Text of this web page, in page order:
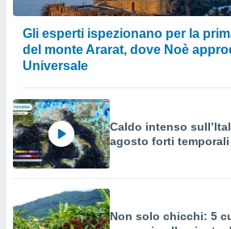
Gli esperti ispezionano per la
del monte Ararat, dove Noè
Universale
Caldo intenso
agosto forti
Non solo chicchi: 5